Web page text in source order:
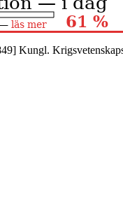
Kungl.